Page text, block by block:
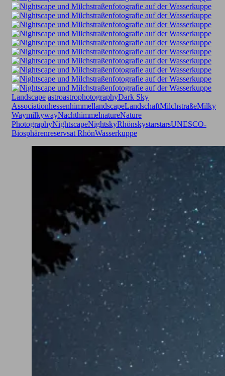
Landscape astroastrophotographyDark Sky
AssociationhessenhimmellandscapeLandschaftMilchstraßeMilky
WaymilkywayNachthimmelnatureNature
PhotographyNightscapeNightskyRhönskystarstarsUNESCO-
Biosphärenreservsat RhönWasserkuppe